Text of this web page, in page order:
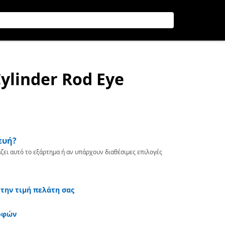
Rod Eye
αυτό το εξάρτημα ή αν υπάρχουν διαθέσιμες επιλογές
τιμή πελάτη σας